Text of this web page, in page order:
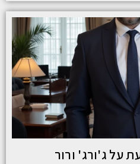
על ג'ורג' ורור